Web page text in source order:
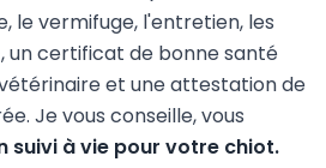
le vermifuge, l'entretien, les
un certificat de bonne santé
et une attestation de
Je vous conseille, vous
suivi à vie pour votre chiot.